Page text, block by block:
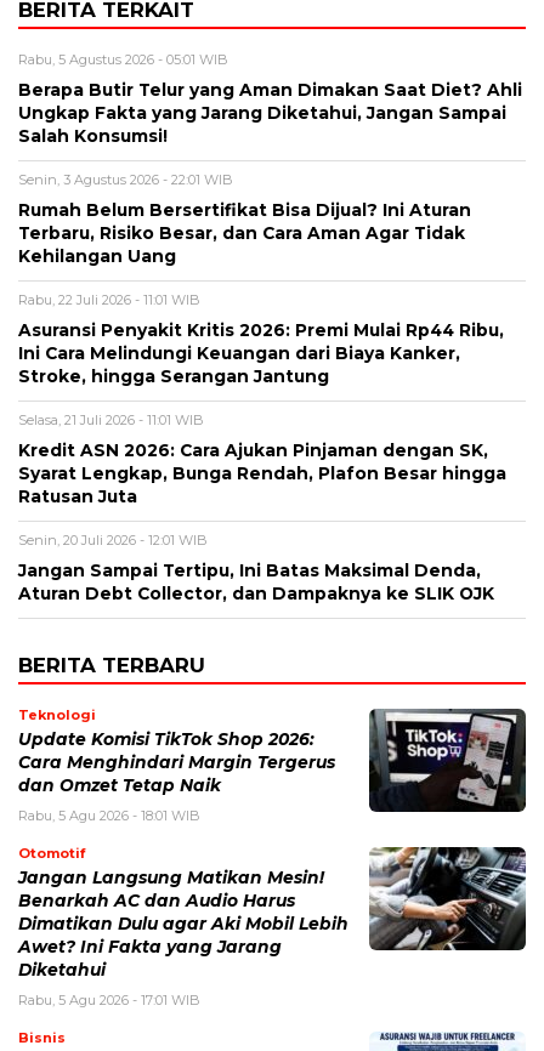
BERITA TERKAIT
Rabu, 5 Agustus 2026 - 05:01 WIB
Berapa Butir Telur yang Aman Dimakan Saat Diet? Ahli
Ungkap Fakta yang Jarang Diketahui, Jangan Sampai
Salah Konsumsi!
Senin, 3 Agustus 2026 - 22:01 WIB
Rumah Belum Bersertifikat Bisa Dijual? Ini Aturan
Terbaru, Risiko Besar, dan Cara Aman Agar Tidak
Kehilangan Uang
Rabu, 22 Juli 2026 - 11:01 WIB
Asuransi Penyakit Kritis 2026: Premi Mulai Rp44 Ribu,
Ini Cara Melindungi Keuangan dari Biaya Kanker,
Stroke, hingga Serangan Jantung
Selasa, 21 Juli 2026 - 11:01 WIB
Kredit ASN 2026: Cara Ajukan Pinjaman dengan SK,
Syarat Lengkap, Bunga Rendah, Plafon Besar hingga
Ratusan Juta
Senin, 20 Juli 2026 - 12:01 WIB
Jangan Sampai Tertipu, Ini Batas Maksimal Denda,
Aturan Debt Collector, dan Dampaknya ke SLIK OJK
BERITA TERBARU
Teknologi
Update Komisi TikTok Shop 2026:
Cara Menghindari Margin Tergerus
dan Omzet Tetap Naik
Rabu, 5 Agu 2026 - 18:01 WIB
Otomotif
Jangan Langsung Matikan Mesin!
Benarkah AC dan Audio Harus
Dimatikan Dulu agar Aki Mobil Lebih
Awet? Ini Fakta yang Jarang
Diketahui
Rabu, 5 Agu 2026 - 17:01 WIB
Bisnis